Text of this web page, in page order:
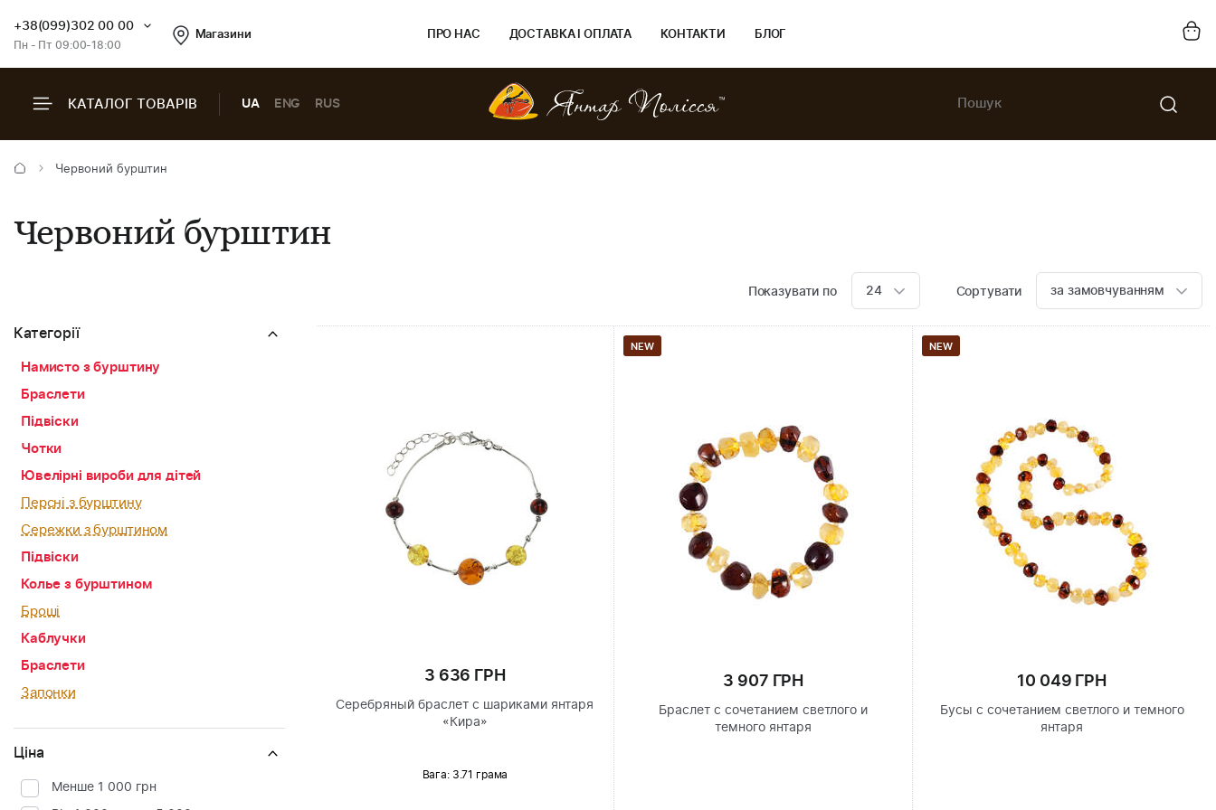
+38(099)302 00 00
Пн - Пт 09:00-18:00
Магазини ПРО НАС ДОСТАВКА І ОПЛАТА КОНТАКТИ БЛОГ
КАТАЛОГ ТОВАРІВ UA ENG RUS
Червоний бурштин
Червоний бурштин
Показувати по 24 Сортувати за замовчуванням
Категорії
Намисто з бурштину
Браслети
Підвіски
Чотки
Ювелірні вироби для дітей
Персні з бурштину
Сережки з бурштином
Підвіски
Колье з бурштином
Броші
Каблучки
Браслети
Запонки
Ціна
Менше 1 000 грн
3 636 ГРН
Серебряный браслет с шариками янтаря
«Кира»
Вага: 3.71 грама
NEW
3 907 ГРН
Браслет с сочетанием светлого и
темного янтаря
NEW
10 049 ГРН
Бусы с сочетанием светлого и темного
янтаря